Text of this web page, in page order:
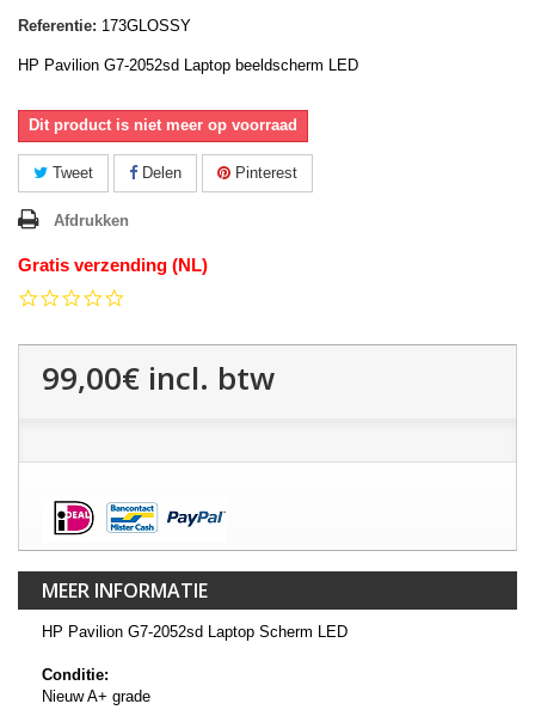
Referentie: 173GLOSSY
HP Pavilion G7-2052sd Laptop beeldscherm LED
Dit product is niet meer op voorraad
Tweet Delen Pinterest
Afdrukken
Gratis verzending (NL)
99,00€ incl. btw
MEER INFORMATIE
HP Pavilion G7-2052sd Laptop Scherm LED
Conditie:
Nieuw A+ grade